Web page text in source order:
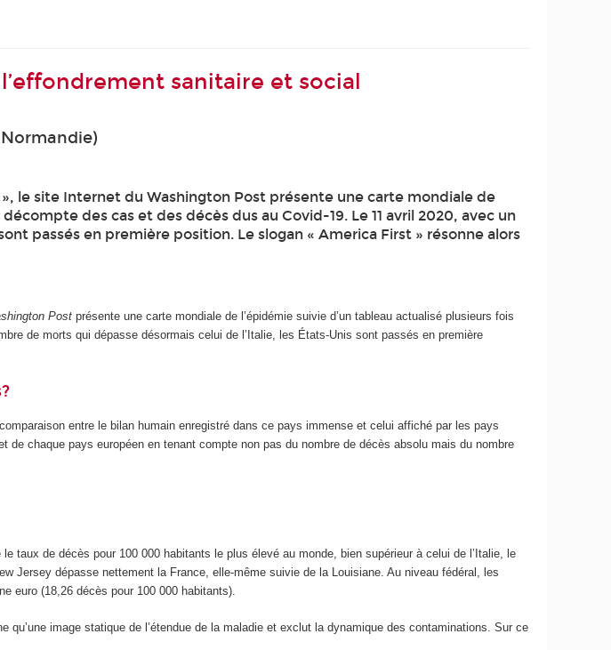
sanitaire et social
le site Internet du Washington Post présente une carte mondiale de
des cas et des décès dus au Covid-19. Le 11 avril 2020, avec un
passés en première position. Le slogan « America First » résonne alors
Post présente une carte mondiale de l’épidémie suivie d’un tableau actualisé plusieurs fois
de morts qui dépasse désormais celui de l’Italie, les États-Unis sont passés en première
entre le bilan humain enregistré dans ce pays immense et celui affiché par les pays
chaque pays européen en tenant compte non pas du nombre de décès absolu mais du nombre
taux de décès pour 100 000 habitants le plus élevé au monde, bien supérieur à celui de l’Italie, le
Jersey dépasse nettement la France, elle-même suivie de la Louisiane. Au niveau fédéral, les
euro (18,26 décès pour 100 000 habitants).
image statique de l’étendue de la maladie et exclut la dynamique des contaminations. Sur ce